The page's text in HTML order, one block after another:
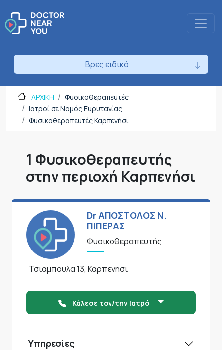
Βρες ειδικό
ΑΡΧΙΚΗ
Φυσικοθεραπευτές
Ιατροί σε Νομός Ευρυτανίας
Φυσικοθεραπευτές Καρπενήσι
1 Φυσικοθεραπευτής
στην περιοχή Καρπενήσι
Dr ΑΠΟΣΤΟΛΟΣ Ν.
ΠΙΠΕΡΑΣ
Φυσικοθεραπευτής
Τσιαμπουλα 13, Καρπενησι
Κάλεσε τον/την Ιατρό
Υπηρεσίες